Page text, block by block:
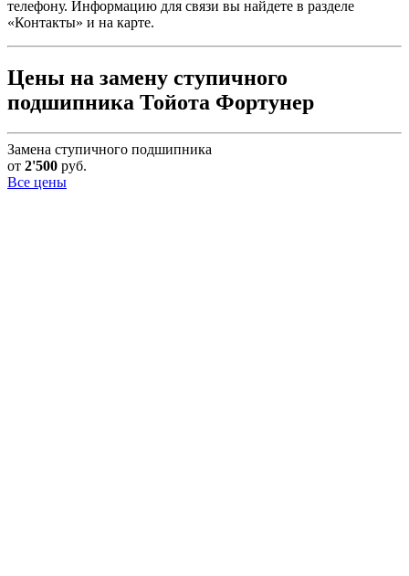
телефону. Информацию для связи вы найдете в разделе
«Контакты» и на карте.
Цены на замену ступичного
подшипника Тойота Фортунер
Замена ступичного подшипника
от 2'500 руб.
Все цены